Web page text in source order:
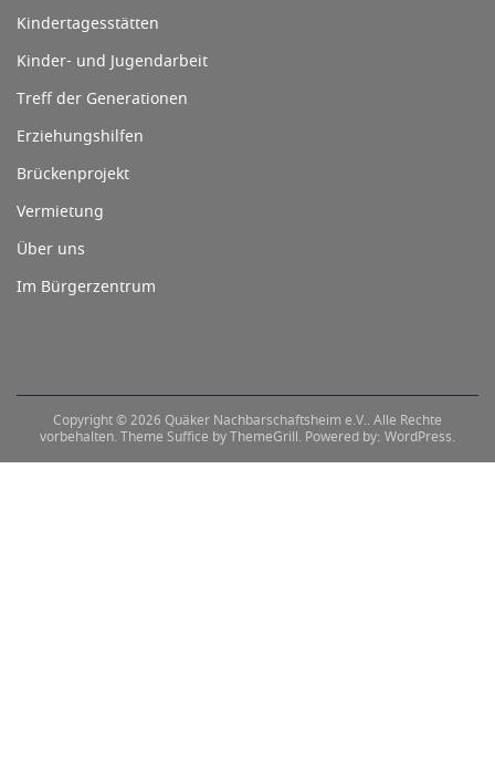
Kindertagesstätten
Kinder- und Jugendarbeit
Treff der Generationen
Erziehungshilfen
Brückenprojekt
Vermietung
Über uns
Im Bürgerzentrum
Copyright © 2026 Quäker Nachbarschaftsheim e.V.. Alle Rechte
vorbehalten. Theme Suffice by ThemeGrill. Powered by: WordPress.